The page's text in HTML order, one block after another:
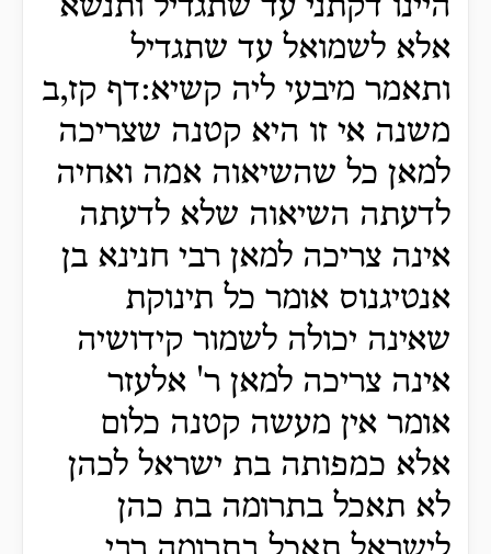
היינו דקתני עד שתגדיל ותנשא
אלא לשמואל עד שתגדיל
ותאמר מיבעי ליה קשיא:דף קז,ב
משנה אי זו היא קטנה שצריכה
למאן כל שהשיאוה אמה ואחיה
לדעתה השיאוה שלא לדעתה
אינה צריכה למאן רבי חנינא בן
אנטיגנוס אומר כל תינוקת
שאינה יכולה לשמור קידושיה
אינה צריכה למאן ר' אלעזר
אומר אין מעשה קטנה כלום
אלא כמפותה בת ישראל לכהן
לא תאכל בתרומה בת כהן